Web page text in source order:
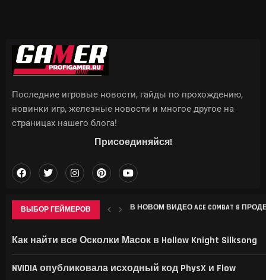
ВЫБОР ГЕЙМЕРОВ СОЗДАТЕЛИ ЭМУЛЯТОРА ARMSX2
Как найти все Осколки Масок в Hollow Knight Silksong
NVIDIA опубликовала исходный код PhysX и Flow
Последние игровые новости, гайды по прохождению,
новинки игр, железные новости и многое другое на
страницах нашего блога!
Присоединяйся!